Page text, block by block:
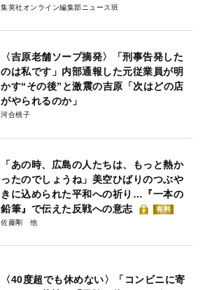
集英社オンライン編集部ニュース班
〈吉原老舗ソープ摘発〉「刑事告発した
のは私です」内部通報した元従業員が明
かす“その後”と激震の吉原「次はどの店
がやられるのか」
河合桃子
「あの時、広島の人たちは、もっと熱か
ったのでしょうね」美空ひばりのつぶや
きに込められた平和への祈り…『一本の
鉛筆』で伝えた反戦への意志
有料
佐藤剛
〈40度超でも休めない〉「コンビニに寄